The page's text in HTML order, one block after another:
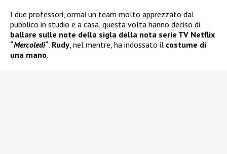
I due professori, ormai un team molto apprezzato dal
pubblico in studio e a casa, questa volta hanno deciso di
ballare sulle note della sigla della nota serie TV Netflix
“Mercoledì“. Rudy, nel mentre, ha indossato il costume di
una mano.